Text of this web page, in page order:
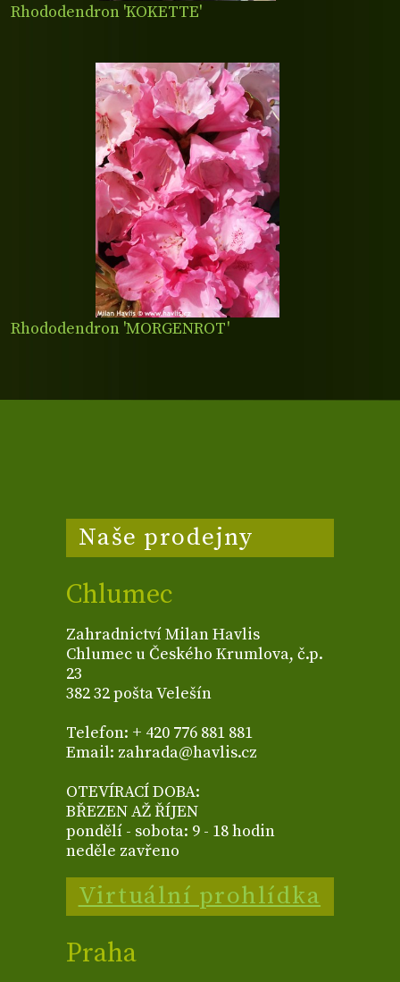
Rhododendron 'KOKETTE'
Rhododendron 'MORGENROT'
Naše prodejny
Chlumec
Zahradnictví Milan Havlis
Chlumec u Českého Krumlova, č.p.
23
382 32 pošta Velešín
Telefon: + 420 776 881 881
Email: zahrada@havlis.cz
OTEVÍRACÍ DOBA:
BŘEZEN AŽ ŘÍJEN
pondělí - sobota: 9 - 18 hodin
neděle zavřeno
Virtuální prohlídka
Praha